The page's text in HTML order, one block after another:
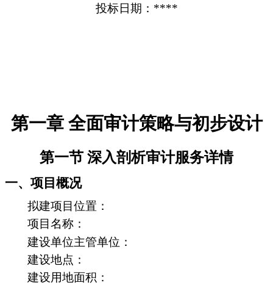
投标日期：****
第一章 全面审计策略与初步设计
第一节 深入剖析审计服务详情
一、项目概况
拟建项目位置：
项目名称：
建设单位主管单位：
建设地点：
建设用地面积：